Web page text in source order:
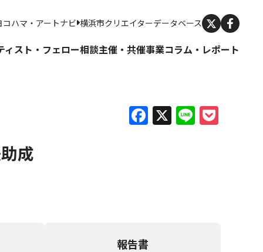
コハマ・アートナビ 横浜市クリエイターデータベース
ィスト・フェロー相談主催・共催事業コラム・レポート
Facebook
X Line
成
報告書